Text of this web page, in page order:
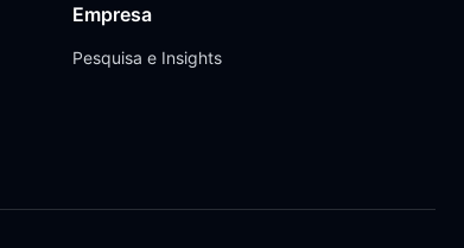
Empresa
Pesquisa e Insights